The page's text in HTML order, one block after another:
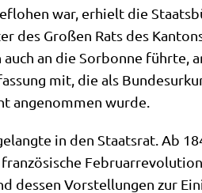
war, erhielt die
des Gro­ßen Rats des
an die Sor­bon­ne führ­te,
mit, die als
ange­nom­men wurde.
in den Staats­rat. Ab
des­sen Vor­stel­lun­gen zur